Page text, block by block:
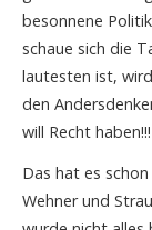
besonnene
schaue sich die
lautesten ist,
den
will Recht haben!!!
Das hat es
Wehner und